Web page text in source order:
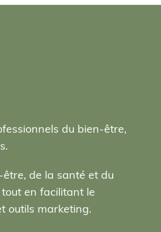
du bien-être,
de la santé et du
en facilitant le
outils marketing.